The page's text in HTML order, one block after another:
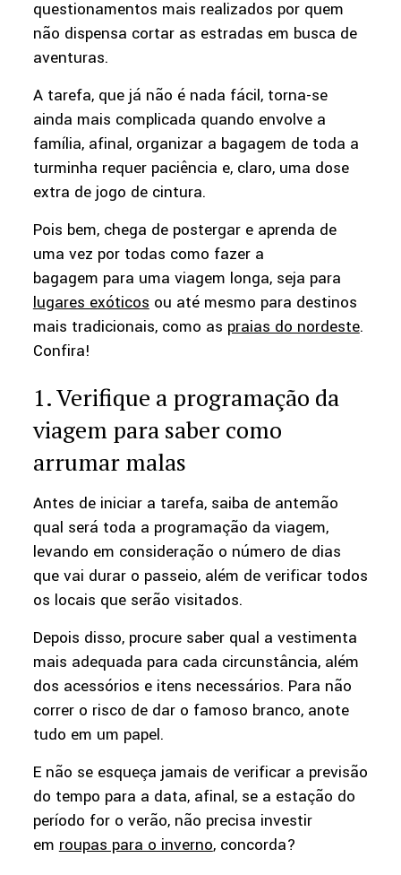
questionamentos mais realizados por quem
não dispensa cortar as estradas em busca de
aventuras.
A tarefa, que já não é nada fácil, torna-se
ainda mais complicada quando envolve a
família, afinal, organizar a bagagem de toda a
turminha requer paciência e, claro, uma dose
extra de jogo de cintura.
Pois bem, chega de postergar e aprenda de
uma vez por todas como fazer a
bagagem para uma viagem longa, seja para
lugares exóticosou até mesmo para destinos
mais tradicionais, como as praias do nordeste.
Confira!
1. Verifique a programação da
viagem para saber como
arrumar malas
Antes de iniciar a tarefa, saiba de antemão
qual será toda a programação da viagem,
levando em consideração o número de dias
que vai durar o passeio, além de verificar todos
os locais que serão visitados.
Depois disso, procure saber qual a vestimenta
mais adequada para cada circunstância, além
dos acessórios e itens necessários. Para não
correr o risco de dar o famoso branco, anote
tudo em um papel.
E não se esqueça jamais de verificar a previsão
do tempo para a data, afinal, se a estação do
período for o verão, não precisa investir
emroupas para o inverno, concorda?